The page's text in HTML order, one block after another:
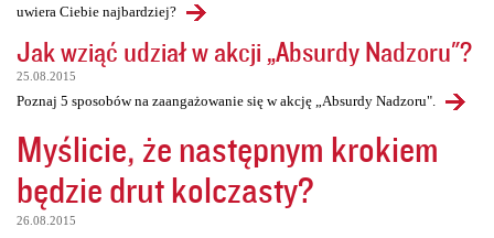
uwiera Ciebie najbardziej?
Jak wziąć udział w akcji „Absurdy Nadzoru"?
25.08.2015
Poznaj 5 sposobów na zaangażowanie się w akcję „Absurdy Nadzoru".
Myślicie, że następnym krokiem
będzie drut kolczasty?
26.08.2015